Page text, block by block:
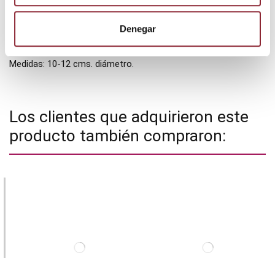
Denegar
Peso: 200-300 grs.
Medidas: 10-12 cms. diámetro.
Los clientes que adquirieron este
producto también compraron: